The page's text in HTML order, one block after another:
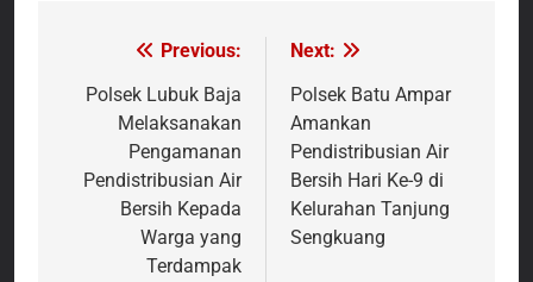
Navigasi
pos
Previous:
Polsek Lubuk Baja
Melaksanakan
Pengamanan
Pendistribusian Air
Bersih Kepada
Warga yang
Terdampak
Next:
Polsek Batu Ampar
Amankan
Pendistribusian Air
Bersih Hari Ke-9 di
Kelurahan Tanjung
Sengkuang